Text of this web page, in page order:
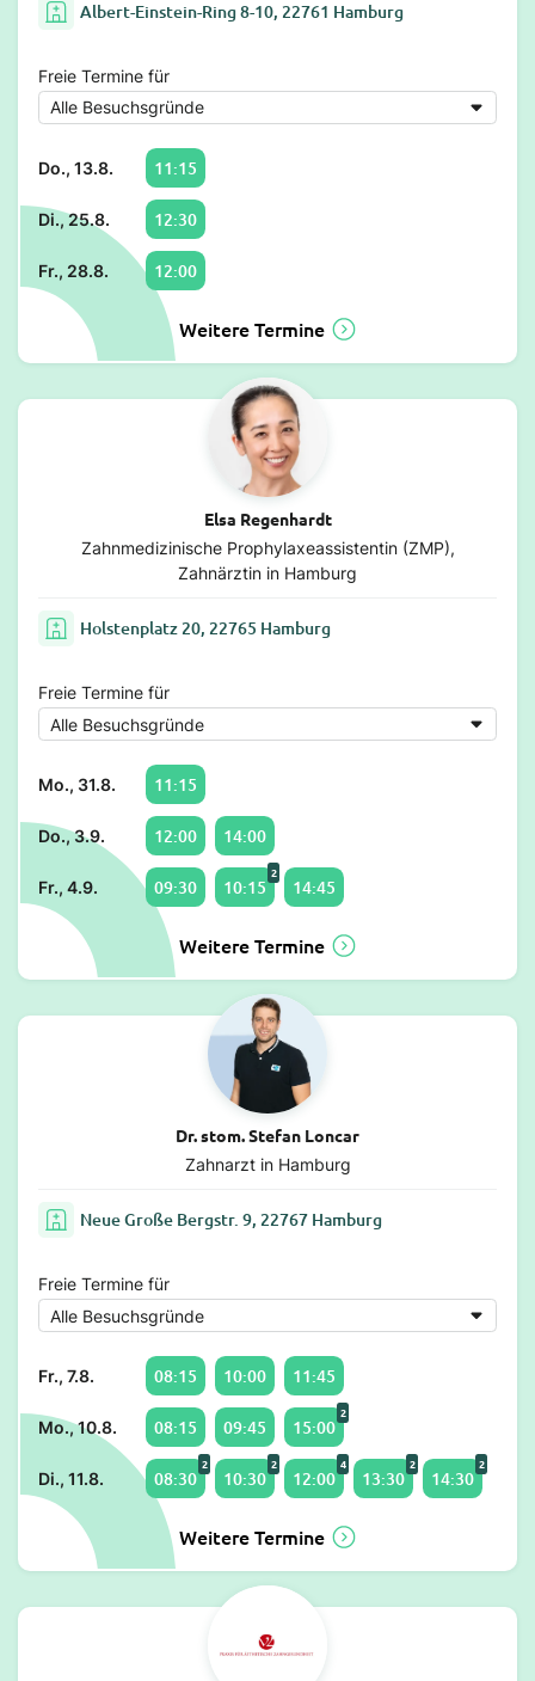
Albert-Einstein-Ring 8-10, 22761 Hamburg
Freie Termine für
Do., 13.8. 11:15
Di., 25.8. 12:30
Fr., 28.8. 12:00
Weitere Termine
Elsa Regenhardt
Zahnmedizinische Prophylaxeassistentin (ZMP),
Zahnärztin in Hamburg
Holstenplatz 20, 22765 Hamburg
Freie Termine für
Mo., 31.8. 11:15
Do., 3.9. 12:00 14:00
Fr., 4.9. 09:30 10:15
2
14:45
Weitere Termine
Dr. stom. Stefan Loncar
Zahnarzt in Hamburg
Neue Große Bergstr. 9, 22767 Hamburg
Freie Termine für
Fr., 7.8. 08:15 10:00 11:45
Mo., 10.8. 08:15 09:45 15:00
2
Di., 11.8. 08:30
2
10:30
2
12:00
4
13:30
2
14:30
2
Weitere Termine